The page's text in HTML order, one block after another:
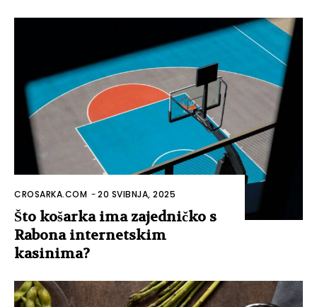
CROSARKA.COM -20 SVIBNJA, 2025
Što košarka ima zajedničko s
Rabona internetskim
kasinima?